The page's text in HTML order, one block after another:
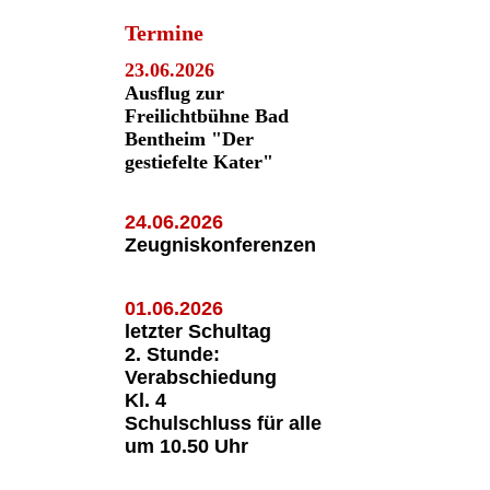
Termine
23.06.2026
Ausflug zur
Freilichtbühne Bad
Bentheim "Der
gestiefelte Kater"
24.06.2026
Zeugniskonferenzen
01.06.2026
letzter Schultag
2. Stunde:
Verabschiedung
Kl. 4
Schulschluss für alle
um 10.50 Uhr